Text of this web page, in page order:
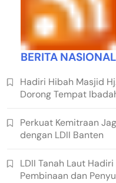
BERITA NASIONAL
Hadiri Hibah Masjid
Dorong Tempat
Perkuat Kemitraan
dengan LDII Banten
LDII Tanah Laut
Pembinaan dan